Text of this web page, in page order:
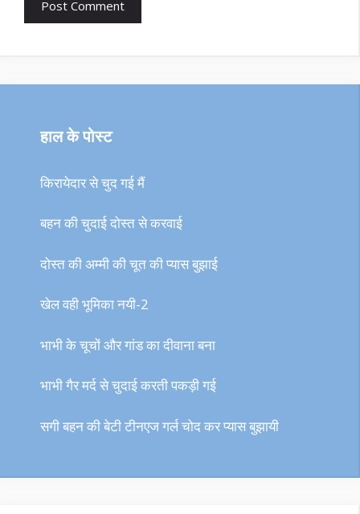
हाल के पोस्ट
किरायेदार से चुद गई मैं
बहन की चुदाई दोस्त से करवाई
दोस्त की अम्मी की चूत की प्यास बुझाई
खेल वही भूमिका नयी-2
भाभी के चूचों और गांड का दीवाना बना
भाभी गैर मर्द से चुदाई करती पकड़ी गई
सगी बहन की बेटी टीनएज गर्ल चोद कर प्यास बुझायी